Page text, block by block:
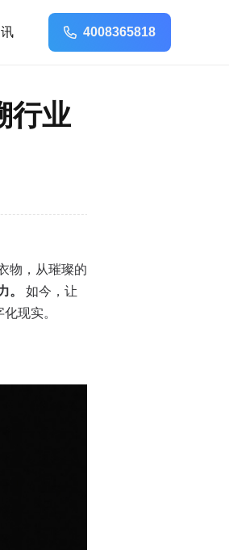
4008365818
行业
物，从璀璨的
。
如今，让
现实。